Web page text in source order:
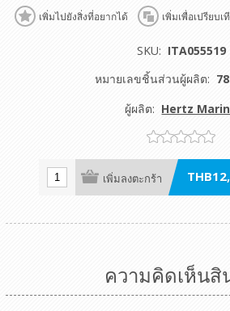
เพิ่มไปยังสิ่งที่อยากได้ เพิ่มเพื่อเปรียบเ
SKU: ITA055519
หมายเลขชิ้นส่วนผู้ผลิต:
ผู้ผลิต: Hertz
เพิ่มลงตะกร้า
ความคิดเห็นสิ